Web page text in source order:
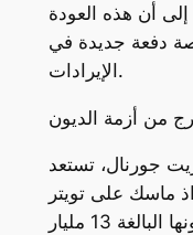
أن هذه العودة
دفعة جديدة في
الإيرادات.
من أزمة الديون
جورنال، تستعد
ماسك على تويتر
(إكس حاليًا) لبيع جزء من ديونها البالغة 13 مليار